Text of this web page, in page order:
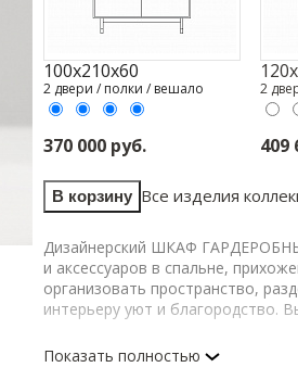
120Х210Х60 / КОРПУС ЯСЕНЬ
100х210х60
2 двери / полки / вешало
370 000 руб.
2
409
В корзину Все изделия
Дизайнерский ШКАФ
и аксессуаров в спальне,
организовать пространство,
интерьеру уют и благородство.
Изделие выполнено из МДФ,
Показать полностью